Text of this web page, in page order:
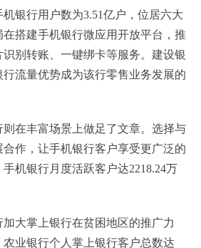
银行用户数为3.51亿户，位居六大
搭建手机银行微应用开放平台，推
别转账、一键绑卡等服务。建设银
流量优势成为该行零售业务发展的
在丰富场景上做足了文章。选择与
作，让手机银行客户享受更广泛的
机银行月度活跃客户达2218.24万
加大掌上银行在贫困地区的推广力
农业银行个人掌上银行客户总数达